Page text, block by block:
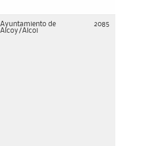
Ayuntamiento de
Alcoy/Alcoi
2085